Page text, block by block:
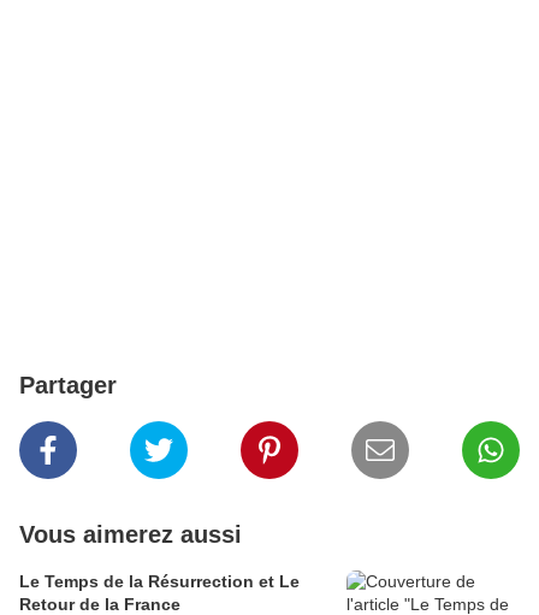
Partager
Vous aimerez aussi
Le Temps de la Résurrection et Le
Retour de la France